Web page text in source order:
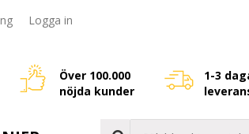
Logga in
Över 100.000
nöjda kunder
1-3